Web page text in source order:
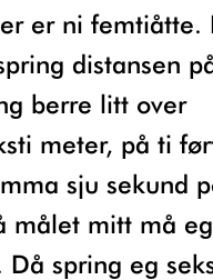
er ni femtiåtte.
distansen
berre litt over
meter, på ti
sju sekund
målet mitt må
spring eg